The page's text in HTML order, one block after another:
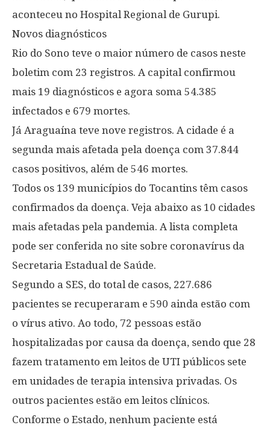
aconteceu no Hospital Regional de Gurupi.
Novos diagnósticos
Rio do Sono teve o maior número de casos neste
boletim com 23 registros. A capital confirmou
mais 19 diagnósticos e agora soma 54.385
infectados e 679 mortes.
Já Araguaína teve nove registros. A cidade é a
segunda mais afetada pela doença com 37.844
casos positivos, além de 546 mortes.
Todos os 139 municípios do Tocantins têm casos
confirmados da doença. Veja abaixo as 10 cidades
mais afetadas pela pandemia. A lista completa
pode ser conferida no site sobre coronavírus da
Secretaria Estadual de Saúde.
Segundo a SES, do total de casos, 227.686
pacientes se recuperaram e 590 ainda estão com
o vírus ativo. Ao todo, 72 pessoas estão
hospitalizadas por causa da doença, sendo que 28
fazem tratamento em leitos de UTI públicos sete
em unidades de terapia intensiva privadas. Os
outros pacientes estão em leitos clínicos.
Conforme o Estado, nenhum paciente está